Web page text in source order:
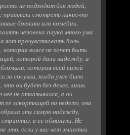
не подходит для людей,
привыкли смотреть какие-то
боевики или комедии.
человека-паука много ума
вот прочувствовать боль
которая вовсе не хочет быть
которой дали надежду, а
которая всей силой
за сосунка, когда уже было
что он будет без денег, лишь
не отказывался, а он
ее эскортницей на неделю, она
эту самую надежду,
а ее обманули. Не
это, если у вас нет эмпатии